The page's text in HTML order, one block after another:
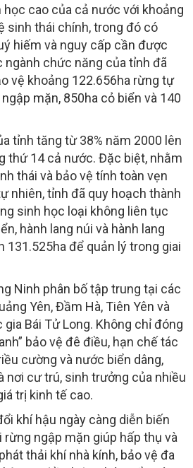
cao của cả nước với khoảng
sinh thái chính, trong đó có
hiếm và nguy cấp cần được
ngành chức năng của tỉnh đã
vệ khoảng 122.656ha rừng tự
mặn, 850ha cỏ biển và 140
tỉnh tăng từ 38% năm 2000 lên
thứ 14 cả nước. Đặc biệt, nhằm
thái và bảo vệ tính toàn vẹn
nhiên, tỉnh đã quy hoạch thành
sinh học loại không liên tục
hành lang núi và hành lang
131.525ha để quản lý trong giai
Ninh phân bố tập trung tại các
Yên, Đầm Hà, Tiên Yên và
Bái Tử Long. Không chỉ đóng
bảo vệ đê điều, hạn chế tác
cường và nước biển dâng,
nơi cư trú, sinh trưởng của nhiều
trị kinh tế cao.
khí hậu ngày càng diễn biến
ngập mặn giúp hấp thụ và
thải khí nhà kính, bảo vệ đa